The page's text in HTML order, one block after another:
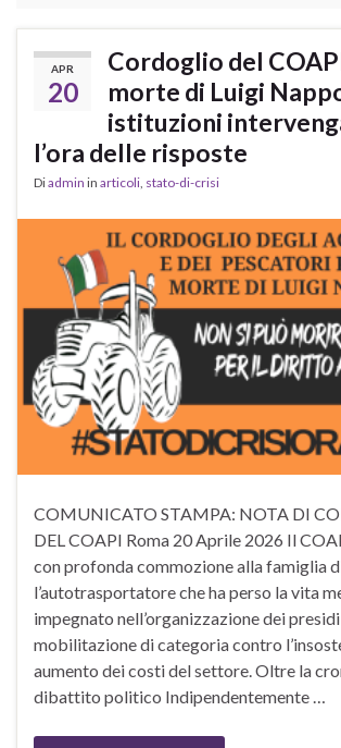
APR
20
Cordoglio del
morte di Luigi
istituzioni
l’ora delle risposte
Diadmin in articoli, stato-di-crisi
COMUNICATO STAMPA: NOTA DI
DEL COAPI ​Roma 20 Aprile 2026 Il
con profonda commozione alla famiglia
l’autotrasportatore che ha perso la vita
impegnato nell’organizzazione dei
mobilitazione di categoria contro
aumento dei costi del settore. ​Oltre la
dibattito politico Indipendentemente …